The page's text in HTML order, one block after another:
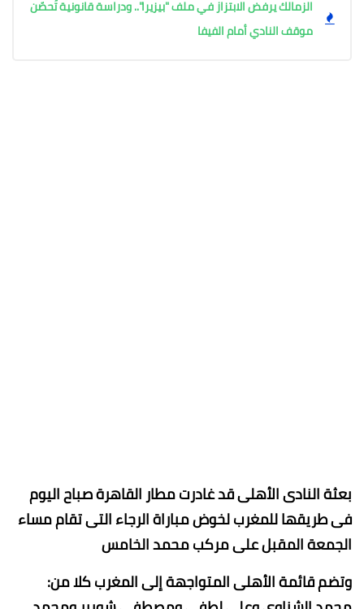
الزمالك يرفض الابتزاز في ملف "بيزيرا".. ودراسة قانونية تُحصّن
موقف النادي أمام الفيفا
بعثة النادى الأهلى قد غادرت مطار القاهرة صباح اليوم
فى طريقها للمغرب لخوض مباراة الرجاء التى تقام مساء
الجمعة المقبل على مركب محمد الخامس
وتضم قائمة الأهلى المتواجهة إلى المغرب كلا من: